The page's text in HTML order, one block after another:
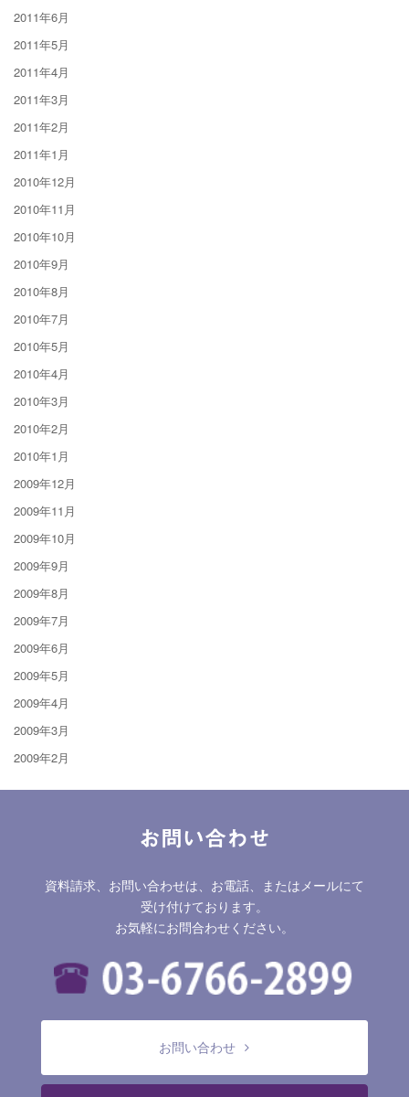
2011年6月
2011年5月
2011年4月
2011年3月
2011年2月
2011年1月
2010年12月
2010年11月
2010年10月
2010年9月
2010年8月
2010年7月
2010年5月
2010年4月
2010年3月
2010年2月
2010年1月
2009年12月
2009年11月
2009年10月
2009年9月
2009年8月
2009年7月
2009年6月
2009年5月
2009年4月
2009年3月
2009年2月
お問い合わせ
資料請求、お問い合わせは、お電話、またはメールにて
受け付けております。
お気軽にお問合わせください。
お問い合わせ